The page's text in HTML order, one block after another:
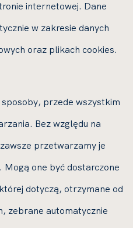
internetowej. Dane
w zakresie danych
oraz plikach cookies.
przede wszystkim
Bez względu na
przetwarzamy je
one być dostarczone
dotyczą, otrzymane od
zebrane automatycznie